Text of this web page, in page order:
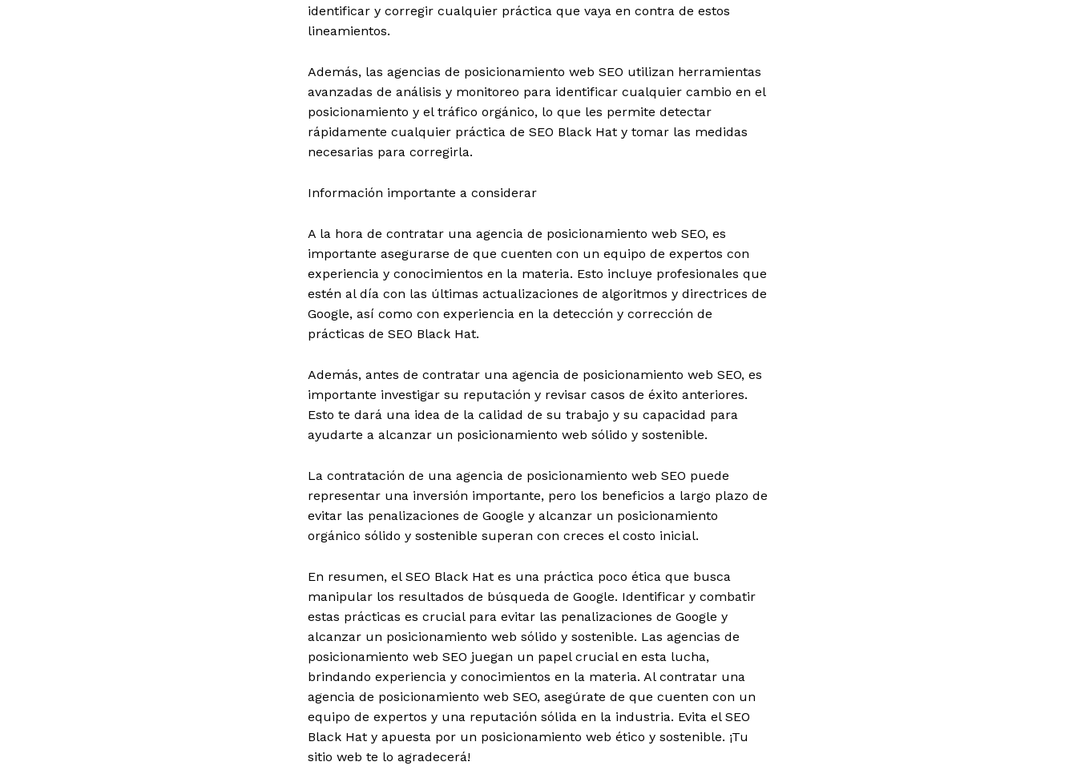
identificar y corregir cualquier práctica que vaya en contra de estos
lineamientos.
Además, las agencias de posicionamiento web SEO utilizan herramientas
avanzadas de análisis y monitoreo para identificar cualquier cambio en el
posicionamiento y el tráfico orgánico, lo que les permite detectar
rápidamente cualquier práctica de SEO Black Hat y tomar las medidas
necesarias para corregirla.
Información importante a considerar
A la hora de contratar una agencia de posicionamiento web SEO, es
importante asegurarse de que cuenten con un equipo de expertos con
experiencia y conocimientos en la materia. Esto incluye profesionales que
estén al día con las últimas actualizaciones de algoritmos y directrices de
Google, así como con experiencia en la detección y corrección de
prácticas de SEO Black Hat.
Además, antes de contratar una agencia de posicionamiento web SEO, es
importante investigar su reputación y revisar casos de éxito anteriores.
Esto te dará una idea de la calidad de su trabajo y su capacidad para
ayudarte a alcanzar un posicionamiento web sólido y sostenible.
La contratación de una agencia de posicionamiento web SEO puede
representar una inversión importante, pero los beneficios a largo plazo de
evitar las penalizaciones de Google y alcanzar un posicionamiento
orgánico sólido y sostenible superan con creces el costo inicial.
En resumen, el SEO Black Hat es una práctica poco ética que busca
manipular los resultados de búsqueda de Google. Identificar y combatir
estas prácticas es crucial para evitar las penalizaciones de Google y
alcanzar un posicionamiento web sólido y sostenible. Las agencias de
posicionamiento web SEO juegan un papel crucial en esta lucha,
brindando experiencia y conocimientos en la materia. Al contratar una
agencia de posicionamiento web SEO, asegúrate de que cuenten con un
equipo de expertos y una reputación sólida en la industria. Evita el SEO
Black Hat y apuesta por un posicionamiento web ético y sostenible. ¡Tu
sitio web te lo agradecerá!